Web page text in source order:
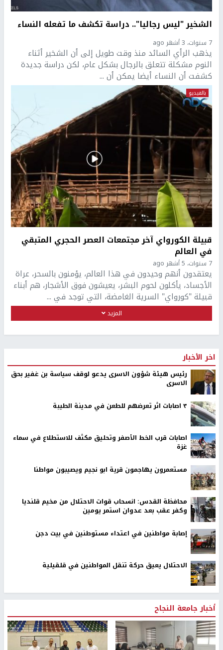
الشخير "ليس رجاليا".. دراسة تكشف ما تفعله النساء
7 سنوات، 3 أشهر ago
يذهب الرأي السائد منذ وقت طويل إلى أن الشخير أثناء
النوم مشكلة تتعلق بالرجال بشكل عام، لكن دراسة جديدة
كشفت أن النساء أيضا يمكن أن ...
بالفيديو
قبيلة الكورواي آخر مجتمعات العصر الحجري المتبقي
في العالم
7 سنوات، 5 أشهر ago
يعتقدون أنهم وحيدون في هذا العالم، يؤمنون بالسحر، عراة
الأجساد، يأكلون لحوم البشر، يعيشون فوق الأشجار، هم أبناء
قبيلة "كورواي" السرية الغامضة، التي توجد في ...
المزيد
اخر الأخبار
رئيس هيئة شؤون الاسرى يدعو لوقف سياسة بن غفير بحق
الاسرى
٣ اصابات اثر تعرضهم للطعن في مدينة الطيبة
اصابات قرب الخط الأصفر وتحليق مكثف للاستطلاع في سماء
غزة
مستعمرون يهاجمون قرية ابو نجيم ويصيبون مواطنا
محافظة القدس: انسحاب قوات الاحتلال من مخيم قلنديا
وكفر عقب بعد عدوان استمر يومين
إصابة مواطنين في اعتداء مستوطنين في بيت دجن
الاحتلال يعيق حركة تنقل المواطنين في قلقيلية
أخبار جامعة النجاح